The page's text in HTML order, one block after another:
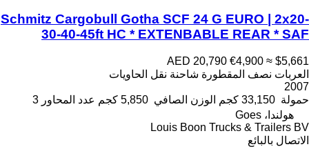
Schmitz Cargobull Gotha SCF 24 G EURO | 2x20-
30-40-45ft HC * EXTENBABLE REAR * SAF
AED 20,790 €4,900 ≈ $5,661
العربات نصف المقطورة شاحنة نقل الحاويات
2007
حمولة 33,150 كجم الوزن الصافي 5,850 كجم عدد المحاور 3
هولندا، Goes
Louis Boon Trucks & Trailers BV
الاتصال بالبائع